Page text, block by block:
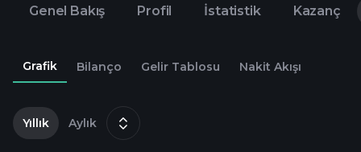
Genel Bakış Profil İstatistik Kazanç
Grafik Bilanço Gelir Tablosu Nakit Akışı
Yıllık Aylık